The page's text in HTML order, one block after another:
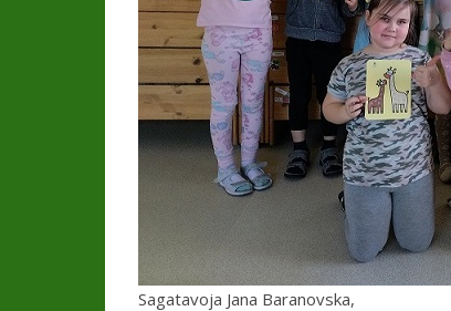
Sagatavoja Jana Baranovska,